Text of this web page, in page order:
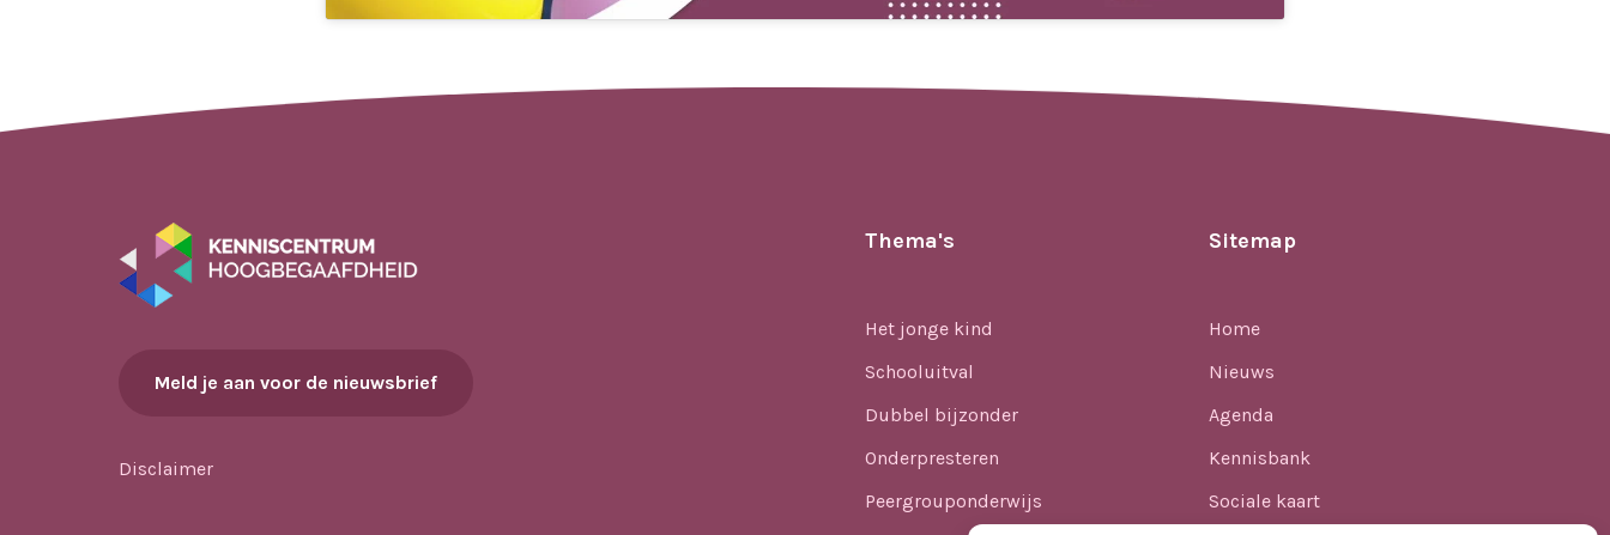
Meld je aan voor de nieuwsbrief
Disclaimer
Thema's
Het jonge kind
Schooluitval
Dubbel bijzonder
Onderpresteren
Peergrouponderwijs
Sitemap
Home
Nieuws
Agenda
Kennisbank
Sociale kaart